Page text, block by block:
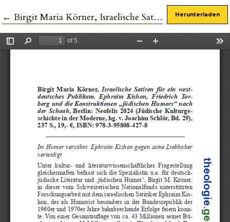
← Zu Artikeldetails zurückkehren
Birgit Maria Körner, Israelische Satiren für ein westdeutsches Publikum. Ephraim Kishon, Friedrich Torberg und die Konstruktionen „jüdischen Humors“ nach der Schoah Herunterladen